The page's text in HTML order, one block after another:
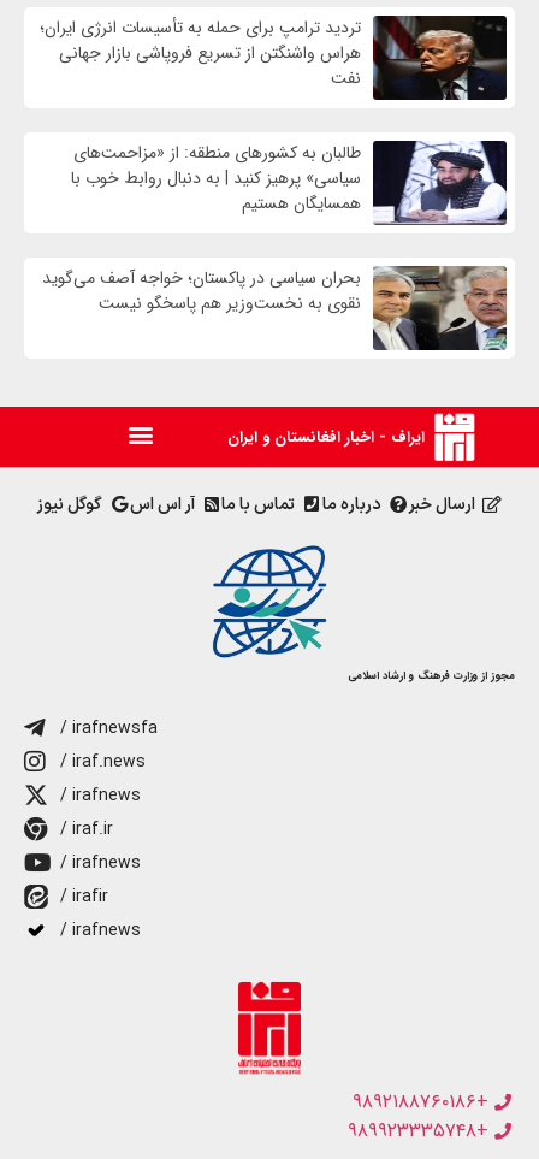
تردید ترامپ برای حمله به تأسیسات انرژی ایران؛
هراس واشنگتن از تسریع فروپاشی بازار جهانی
نفت
طالبان به کشورهای منطقه: از «مزاحمت‌های
سیاسی» پرهیز کنید | به دنبال روابط خوب با
همسایگان هستیم
بحران سیاسی در پاکستان؛ خواجه آصف می‌گوید
نقوی به نخست‌وزیر هم پاسخگو نیست
ایراف - اخبار افغانستان و ایران
ارسال خبر درباره ما تماس با ما آر اس اس گوگل نیوز
مجوز از وزارت فرهنگ و ارشاد اسلامی
/ irafnewsfa
/ iraf.news
/ irafnews
/ iraf.ir
/ irafnews
/ irafir
/ irafnews
+۹۸۹۲۱۸۸۷۶۰۱۸۶
+۹۸۹۹۲۳۳۳۵۷۴۸